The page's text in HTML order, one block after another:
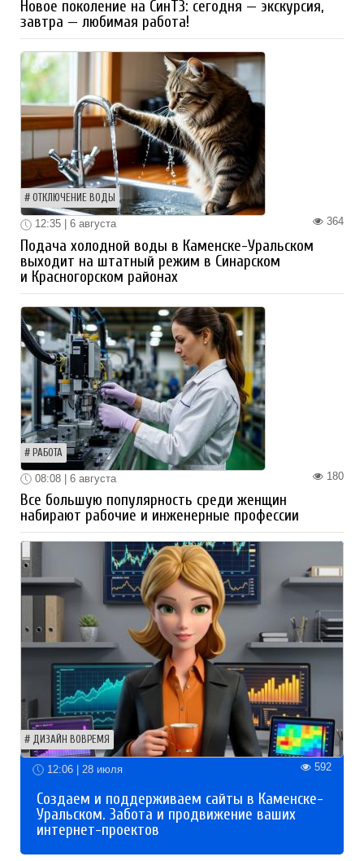
Новое поколение на СинТЗ: сегодня — экскурсия,
завтра — любимая работа!
ОТКЛЮЧЕНИЕ ВОДЫ
364
12:35 | 6 августа
Подача холодной воды в Каменске-Уральском
выходит на штатный режим в Синарском
и Красногорском районах
РАБОТА
180
08:08 | 6 августа
Все большую популярность среди женщин
набирают рабочие и инженерные профессии
ДИЗАЙН ВОВРЕМЯ
12:06 | 28 июля 592
Создаем и поддерживаем сайты в Каменске-
Уральском. Забота и продвижение ваших
интернет-проектов